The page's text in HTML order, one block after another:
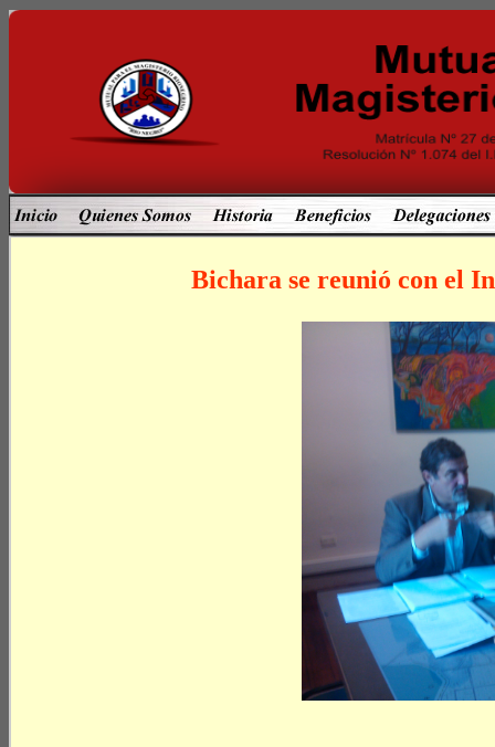
Bichara se reunió con el